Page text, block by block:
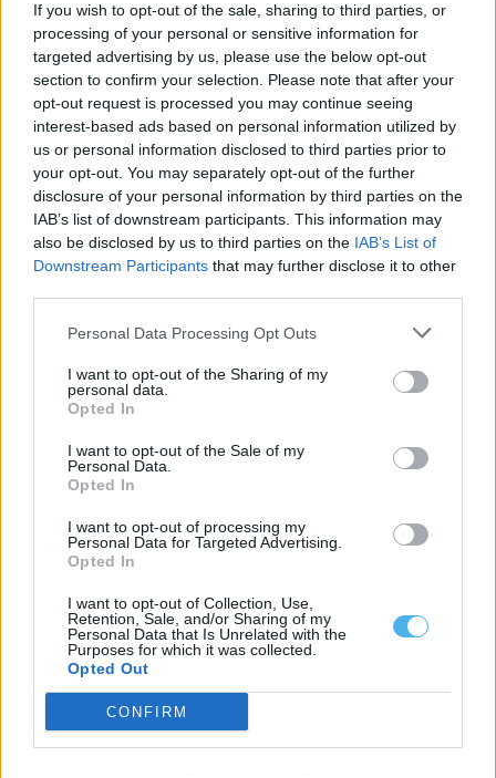
If you wish to opt-out of the sale, sharing to third parties, or
processing of your personal or sensitive information for
targeted advertising by us, please use the below opt-out
section to confirm your selection. Please note that after your
opt-out request is processed you may continue seeing
interest-based ads based on personal information utilized by
us or personal information disclosed to third parties prior to
your opt-out. You may separately opt-out of the further
disclosure of your personal information by third parties on the
IAB’s list of downstream participants. This information may
also be disclosed by us to third parties on the IAB’s List of
Downstream Participants that may further disclose it to other
Personal Data Processing Opt Outs
I want to opt-out of the Sharing of my
personal data.
Opted In
I want to opt-out of the Sale of my
Personal Data.
Opted In
I want to opt-out of processing my
Personal Data for Targeted Advertising.
Opted In
I want to opt-out of Collection, Use,
Retention, Sale, and/or Sharing of my
Personal Data that Is Unrelated with the
Purposes for which it was collected.
Opted Out
CONFIRM
Évora vai receber o Summit GO4TRAVEL 2026 entre os dias 13 e
6 Agosto, 2026 - 15:28
Liga 3 arranca este fim de semana com Lusitano de Évora em
cena: Conheça o calendário
A Liga 3 Placard arranca este fim de semana, com a primeira
jornada marcada...